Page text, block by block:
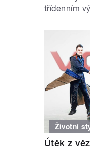
třídenním
Životní
Útěk z